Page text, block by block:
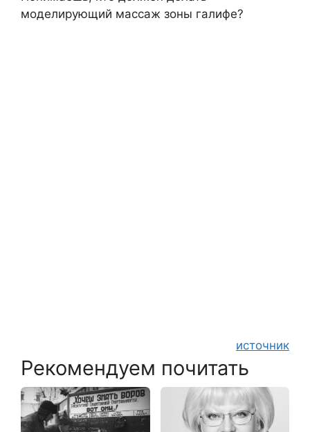
моделирующий массаж зоны галифе?
источник
Рекомендуем почитать